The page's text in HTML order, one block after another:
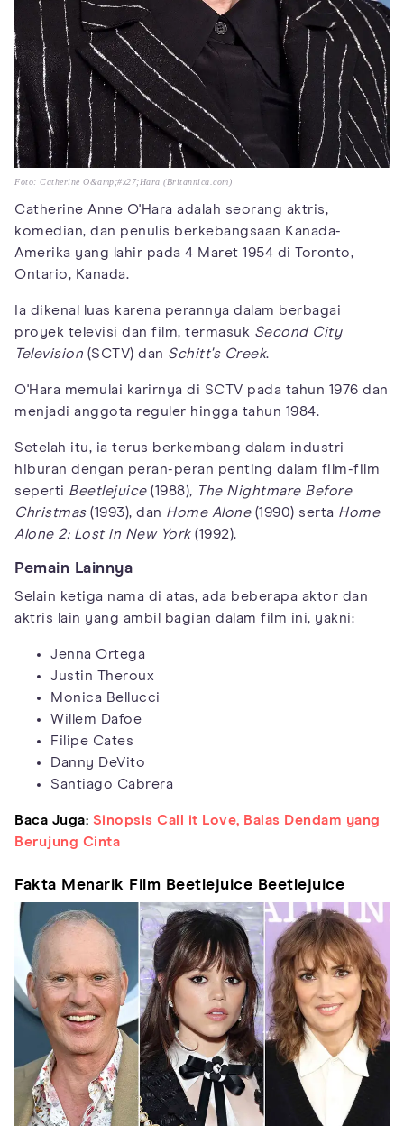
Foto: Catherine O&amp;#x27;Hara (Britannica.com)
Catherine Anne O'Hara adalah seorang aktris,
komedian, dan penulis berkebangsaan Kanada-
Amerika yang lahir pada 4 Maret 1954 di Toronto,
Ontario, Kanada.
Ia dikenal luas karena perannya dalam berbagai
proyek televisi dan film, termasuk Second City
Television (SCTV) dan Schitt's Creek.
O'Hara memulai karirnya di SCTV pada tahun 1976 dan
menjadi anggota reguler hingga tahun 1984.
Setelah itu, ia terus berkembang dalam industri
hiburan dengan peran-peran penting dalam film-film
seperti Beetlejuice(1988), The Nightmare Before
Christmas(1993), dan Home Alone(1990) serta Home
Alone 2: Lost in New York(1992).
Pemain Lainnya
Selain ketiga nama di atas, ada beberapa aktor dan
aktris lain yang ambil bagian dalam film ini, yakni:
Jenna Ortega
Justin Theroux
Monica Bellucci
Willem Dafoe
Filipe Cates
Danny DeVito
Santiago Cabrera
Baca Juga: Sinopsis Call it Love, Balas Dendam yang
Berujung Cinta
Fakta Menarik Film Beetlejuice Beetlejuice